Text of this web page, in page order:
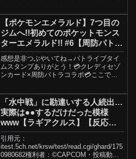
bgm
【ポケモンエメラルド】7つ目の
ジムへ!!初めてのポケットモンス
ターエメラルド!! #6【周防パト
ラ】
感想是非つぶやいてね→パトライブタイ
ムスタンプありがとう！💳️クレディセゾ
ンカード×周防パトラコラボ💳️ここでし
URL：🌟パトラエッセイ本🌟誕生日グッ
ズ 🌟F...
「水中戦」に勘違いする人続出…
実際は●●するだけだった模様
www【ラギアクルス】【反応
集】【ゲーム】【海外】【スイッ
チ2】【任天堂】【モンスターハ
ンター】【ワイルズ】
引用元：
itest.5ch.net/krsw/test/read.cgi/ghard/175
0980682権利者：©CAPCOM・投稿動画